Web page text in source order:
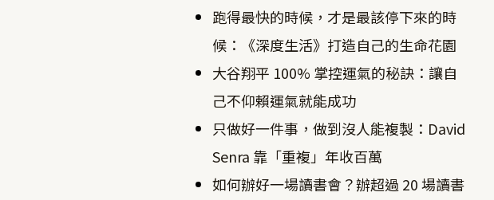
跑得最快的時候，才是最該停下來的時
候：《深度生活》打造自己的生命花園
大谷翔平 100% 掌控運氣的秘訣：讓自
己不仰賴運氣就能成功
只做好一件事，做到沒人能複製：David
Senra 靠「重複」年收百萬
如何辦好一場讀書會？辦超過 20 場讀書